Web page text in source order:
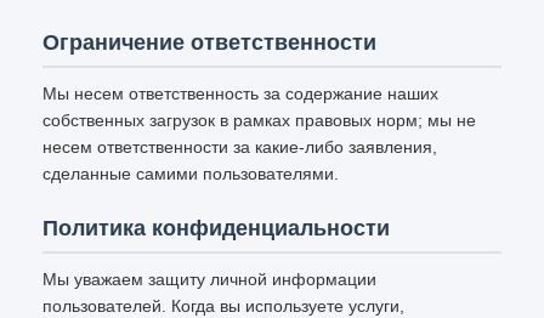
Ограничение ответственности
Мы несем ответственность за содержание наших
собственных загрузок в рамках правовых норм; мы не
несем ответственности за какие-либо заявления,
сделанные самими пользователями.
Политика конфиденциальности
Мы уважаем защиту личной информации
пользователей. Когда вы используете услуги,